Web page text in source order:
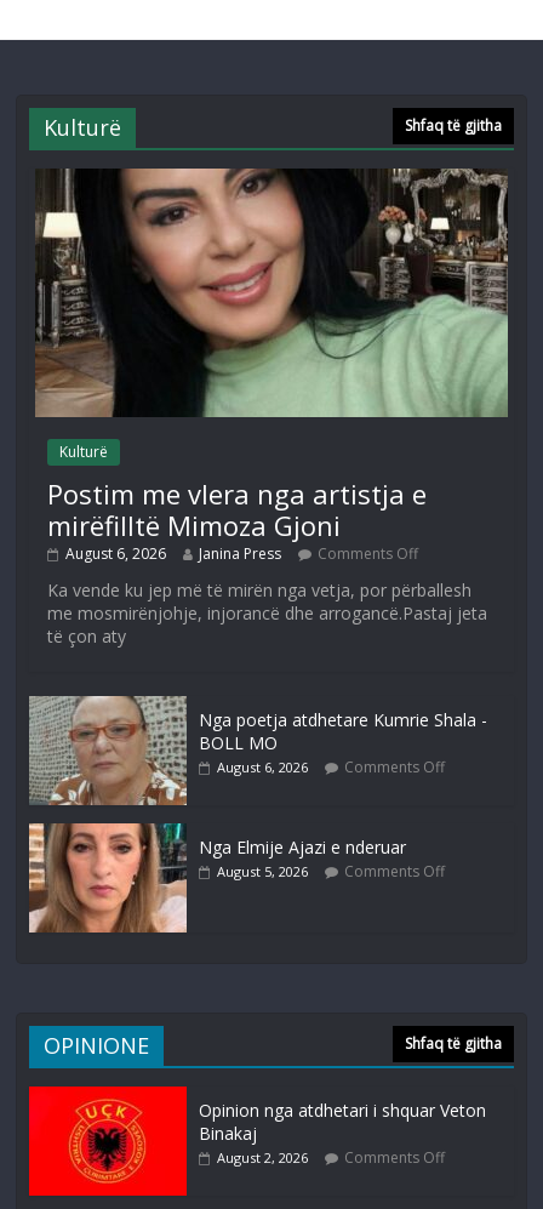
Kulturë Shfaq të gjitha
Kulturë
Postim me vlera nga artistja e
mirëfilltë Mimoza Gjoni
August 6, 2026 Janina Press Comments Off
Ka vende ku jep më të mirën nga vetja, por përballesh
me mosmirënjohje, injorancë dhe arrogancë.Pastaj jeta
të çon aty
Nga poetja atdhetare Kumrie Shala -
BOLL MO
August 6, 2026 Comments Off
Nga Elmije Ajazi e nderuar
August 5, 2026 Comments Off
OPINIONE Shfaq të gjitha
Opinion nga atdhetari i shquar Veton
Binakaj
August 2, 2026 Comments Off